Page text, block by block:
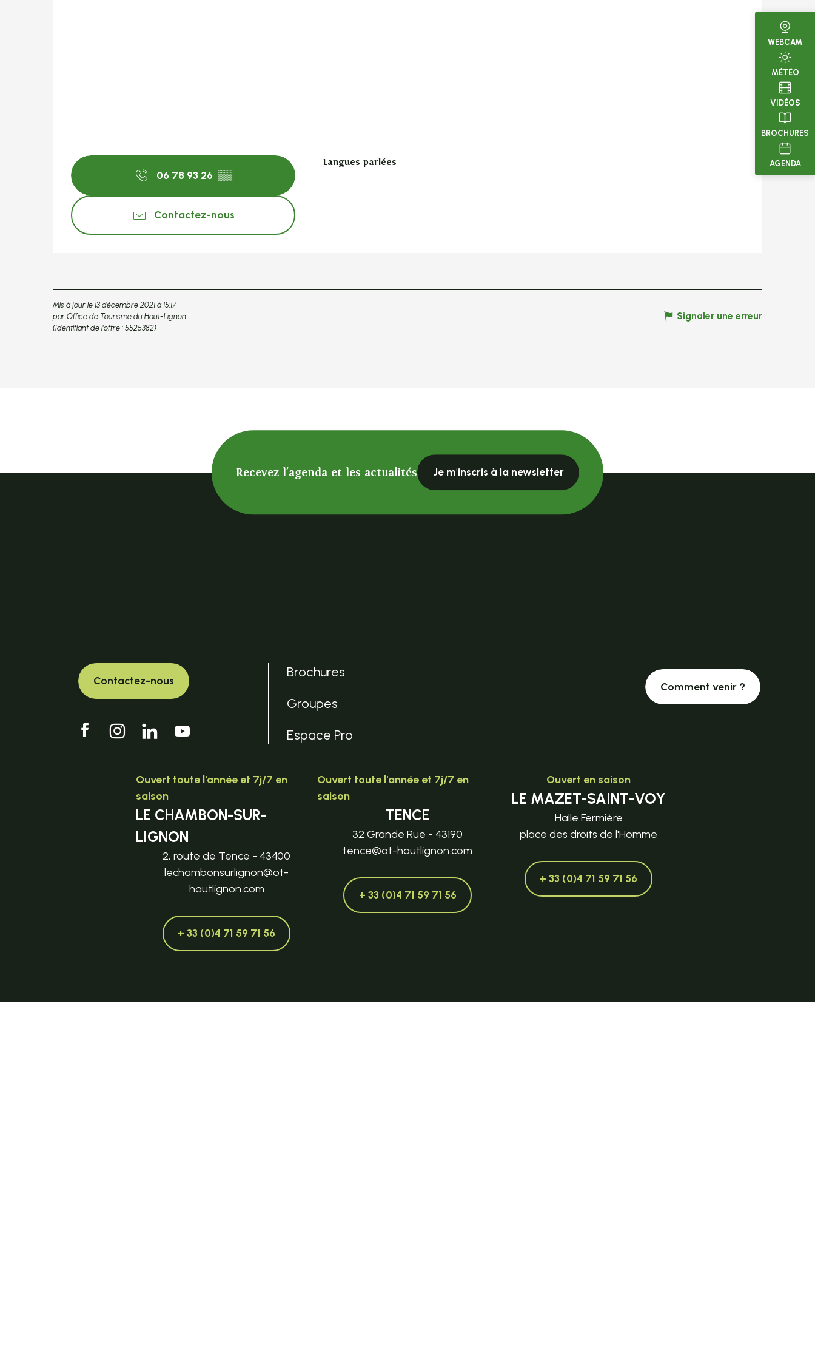
WEBCAM
MÉTÉO
VIDÉOS
BROCHURES
AGENDA
06 78 93 26 ▒▒
Contactez-nous
Langues parlées
Langues parlées
Mis à jour le 13 décembre 2021 à 15:17
par Office de Tourisme du Haut-Lignon
(Identifiant de l'offre : 5525382)
Signaler une erreur
Recevez l'agenda et les actualités Je m'inscris à la newsletter
Contactez-nous
Brochures
Groupes
Espace Pro
Comment venir ?
Ouvert toute l'année et 7j/7 en
saison
LE CHAMBON-SUR-
LIGNON
2, route de Tence - 43400
lechambonsurlignon@ot-
hautlignon.com
+ 33 (0)4 71 59 71 56
Ouvert toute l'année et 7j/7 en
saison
TENCE
32 Grande Rue - 43190
tence@ot-hautlignon.com
+ 33 (0)4 71 59 71 56
Ouvert en saison
LE MAZET-SAINT-VOY
Halle Fermière
place des droits de l'Homme
+ 33 (0)4 71 59 71 56